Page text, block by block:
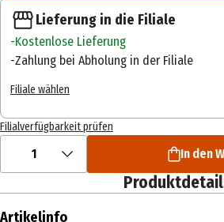
Lieferung in die Filiale
Kostenlose Lieferung
Zahlung bei Abholung in der Filiale
Filiale wählen
Filialverfügbarkeit prüfen
1 In den
Artikelinfo